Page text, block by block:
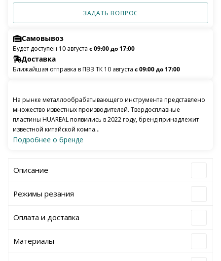
ЗАДАТЬ ВОПРОС
Самовывоз
Будет доступен 10 августа с 09:00 до 17:00
Доставка
Ближайшая отправка в ПВЗ ТК 10 августа с 09:00 до 17:00
На рынке металлообрабатывающего инструмента представлено
множество известных производителей. Твердосплавные
пластины HUAREAL появились в 2022 году, бренд принадлежит
известной китайской компа...
Подробнее о бренде
Описание
Режимы резания
Оплата и доставка
Материалы